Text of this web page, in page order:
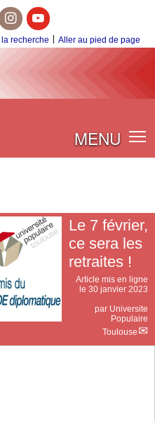
InstagramYoutube
recherche | Aller au pied de page
MENU
Le 7 février,
ce sera les
retraites !
Article mis en ligne
le 30 janvier 2023
par Universite
Populaire
Toulouse